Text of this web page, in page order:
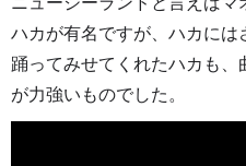
ハカが有名ですが、ハカに
踊ってみせてくれたハカも
が力強いものでした。